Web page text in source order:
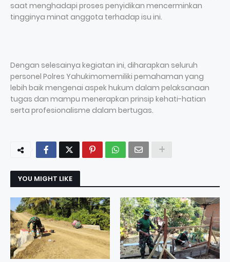
saat menghadapi proses penyidikan mencerminkan
tingginya minat anggota terhadap isu ini.
Dengan selesainya kegiatan ini, diharapkan seluruh
personel Polres Yahukimomemiliki pemahaman yang
lebih baik mengenai aspek hukum dalam pelaksanaan
tugas dan mampu menerapkan prinsip kehati-hatian
serta profesionalisme dalam bertugas.
YOU MIGHT LIKE